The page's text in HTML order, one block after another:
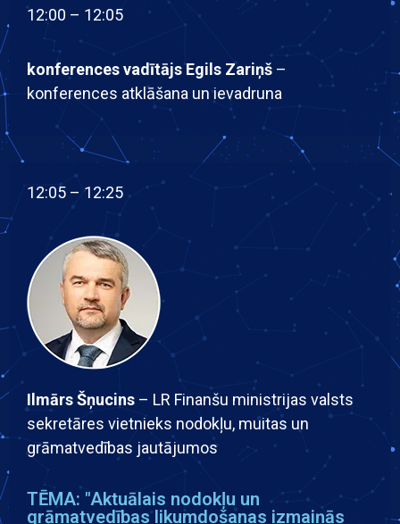
12:00 – 12:05
konferences vadītājs Egils Zariņš –
konferences atklāšana un ievadruna
12:05 – 12:25
Ilmārs Šņucins – LR Finanšu ministrijas valsts
sekretāres vietnieks nodokļu, muitas un
grāmatvedības jautājumos
TĒMA: "Aktuālais nodokļu un
grāmatvedības likumdošanas izmaiņās